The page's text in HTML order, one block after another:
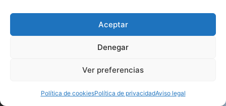
Aceptar
Denegar
Ver preferencias
Política de cookiesPolítica de privacidadAviso legal
Horario preferente*